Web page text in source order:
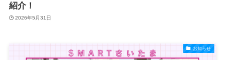
紹介！
2026年5月31日
お知らせ